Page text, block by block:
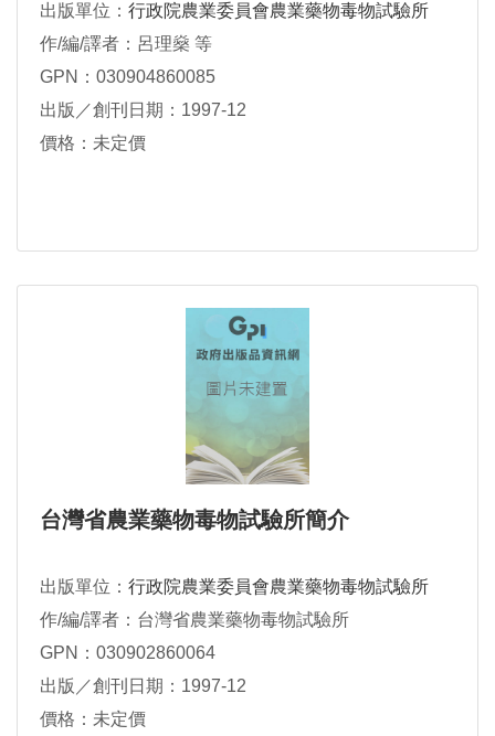
出版單位： 行政院農業委員會農業藥物毒物試驗所
作/編/譯者：呂理燊 等
GPN：030904860085
出版／創刊日期：1997-12
價格：未定價
台灣省農業藥物毒物試驗所簡介
出版單位： 行政院農業委員會農業藥物毒物試驗所
作/編/譯者：台灣省農業藥物毒物試驗所
GPN：030902860064
出版／創刊日期：1997-12
價格：未定價